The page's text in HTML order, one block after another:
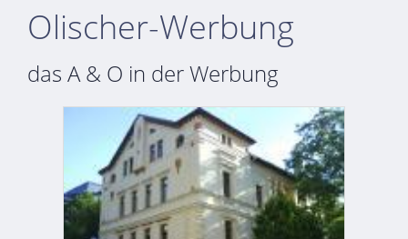
Olischer-Werbung
das A & O in der Werbung